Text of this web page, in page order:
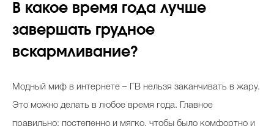
В какое время года лучше
завершать грудное
вскармливание?
Модный миф в интернете – ГВ нельзя заканчивать в жару.
Это можно делать в любое время года. Главное
правильно: постепенно и мягко, чтобы было комфортно и